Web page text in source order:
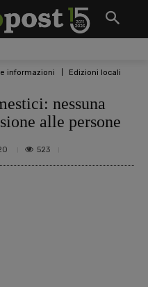
informazioni
Edizioni locali
nessuna
alle persone
523